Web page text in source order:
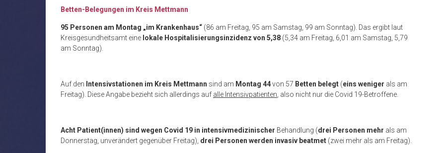
Betten-Belegungen im Kreis Mettmann
95 Personen am Montag „im Krankenhaus“ (86 am Freitag, 95 am Samstag, 99 am Sonntag). Das ergibt laut
Kreisgesundheitsamt eine lokale Hospitalisierungsinzidenz von 5,38 (5,34 am Freitag, 6,01 am Samstag, 5,79
am Sonntag).
Auf den Intensivstationen im Kreis Mettmann sind am Montag 44von 57 Betten belegt (eins weniger als am
Freitag). Diese Angabe bezieht sich allerdings auf alle Intensivpatienten , also nicht nur die Covid 19-Betroffene.
Acht Patient(innen) sind wegen Covid 19 in intensivmedizinischer Behandlung (drei Personen mehr als am
Donnerstag, unverändert gegenüber Freitag), drei Personen werden invasiv beatmet (zwei mehr als am Freitag).